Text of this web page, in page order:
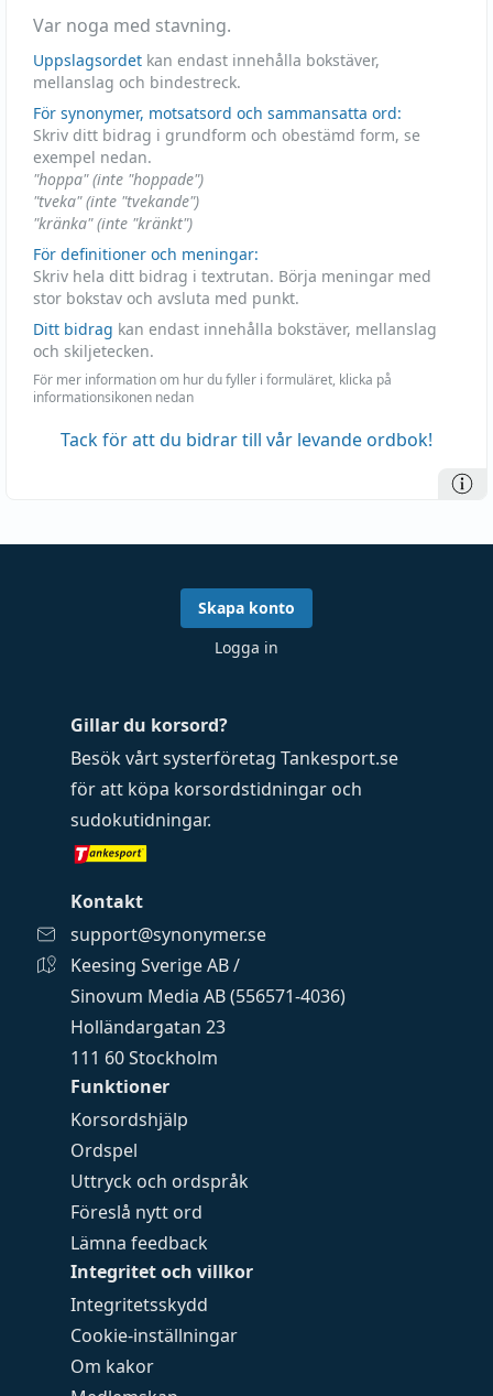
Var noga med stavning.
Uppslagsordet kan endast innehålla bokstäver,
mellanslag och bindestreck.
För synonymer, motsatsord och sammansatta ord:
Skriv ditt bidrag i grundform och obestämd form, se
exempel nedan.
"hoppa" (inte "hoppade")
"tveka" (inte "tvekande")
"kränka" (inte "kränkt")
För definitioner och meningar:
Skriv hela ditt bidrag i textrutan. Börja meningar med
stor bokstav och avsluta med punkt.
Ditt bidrag kan endast innehålla bokstäver, mellanslag
och skiljetecken.
För mer information om hur du fyller i formuläret, klicka på
informationsikonen nedan
Tack för att du bidrar till vår levande ordbok!
Funktioner
Korsordshjälp
Ordspel
Uttryck och ordspråk
Föreslå nytt ord
Lämna feedback
Integritet och villkor
Integritetsskydd
Cookie-inställningar
Om kakor
Gillar du korsord?
Besök vårt systerföretag Tankesport.se
för att köpa korsordstidningar och
sudokutidningar.
Kontakt
support@synonymer.se
Keesing Sverige AB /
Sinovum Media AB (556571-4036)
Holländargatan 23
111 60 Stockholm
Skapa konto
Logga in